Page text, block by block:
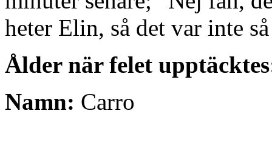
heter Elin, så det var inte
Ålder när felet
Namn: Carro